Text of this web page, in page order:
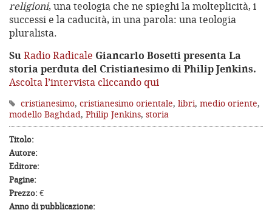
religioni, una teologia che ne spieghi la molteplicità, i
successi e la caducità, in una parola: una teologia
pluralista.
SuRadio Radicale Giancarlo Bosetti presenta La
storia perduta del Cristianesimo di Philip Jenkins.
Ascolta l’intervista cliccando qui
cristianesimo, cristianesimo orientale, libri, medio oriente,
modello Baghdad, Philip Jenkins, storia
Titolo:
Autore:
Editore:
Pagine:
Prezzo: €
Anno di pubblicazione: